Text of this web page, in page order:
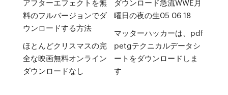
アフターエフェクトを無
料のフルバージョンでダ
ウンロードする方法
ほとんどクリスマスの完
全な映画無料オンライン
ダウンロードなし
ダウンロード急流WWE月
曜日の夜の生05 06 18
マッターハッカーは、pdf
petgテクニカルデータシ
ートをダウンロードしま
す